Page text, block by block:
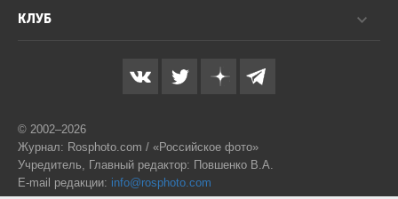
КЛУБ
© 2002–2026
Журнал: Rosphoto.com / «Российское фото»
Учредитель, Главный редактор: Повшенко В.А.
E-mail редакции: info@rosphoto.com